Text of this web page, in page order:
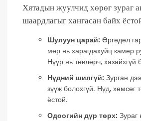
Хятадын жуулчид хөрөг зураг
шаардлагыг хангасан байх
Шулуун царай: Өргөдөл
мөр нь харагдахуйц камер
Нүүр нь төвлөрч, хазайхгүй
Нүдний шилгүй: Зурган
зүүж болохгүй. Нүд, хөмсөг
ёстой.
Одоогийн дүр төрх: Зураг